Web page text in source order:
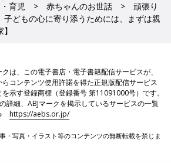
育児 赤ちゃんのお世話
頑張り
どもの心に寄り添うためには、まずは親
クは、この電子書店・電子書籍配信サービスが、
らコンテンツ使用許諾を得た正規版配信サービス
示す登録商標（登録番号 第11091000号）です。
詳細、ABJマークを掲示しているサービスの一覧
→https://aebs.or.jp/
・写真・イラスト等のコンテンツの無断転載を禁じま